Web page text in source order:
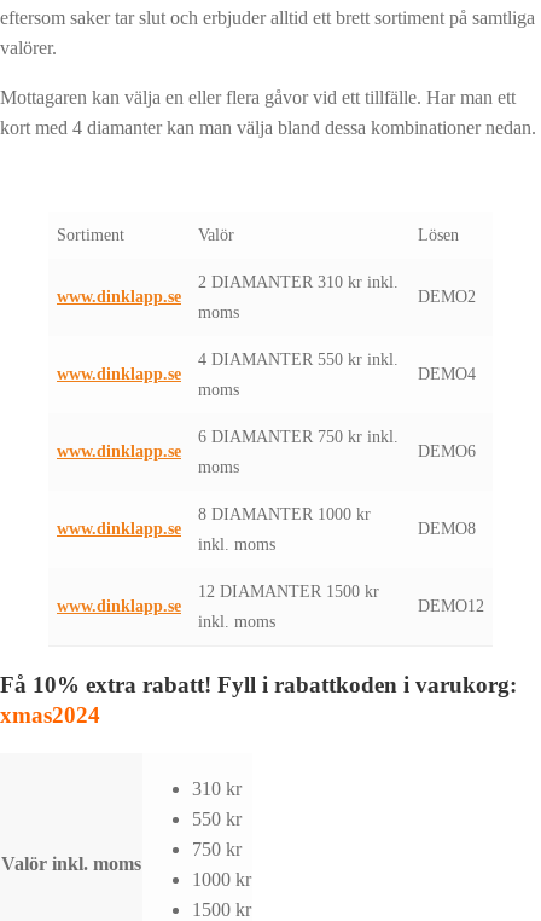
eftersom saker tar slut och erbjuder alltid ett brett sortiment på samtliga
valörer.
Mottagaren kan välja en eller flera gåvor vid ett tillfälle. Har man ett
kort med 4 diamanter kan man välja bland dessa kombinationer nedan.
Sortiment Valör Lösen
www.dinklapp.se
2 DIAMANTER 310 kr inkl.
moms
DEMO2
www.dinklapp.se
4 DIAMANTER 550 kr inkl.
moms
DEMO4
www.dinklapp.se
6 DIAMANTER 750 kr inkl.
moms
DEMO6
www.dinklapp.se
8 DIAMANTER 1000 kr
inkl. moms
DEMO8
www.dinklapp.se
12 DIAMANTER 1500 kr
inkl. moms
DEMO12
Få 10% extra rabatt! Fyll i rabattkoden i varukorg:
xmas2024
Valör inkl. moms
310 kr
550 kr
750 kr
1000 kr
1500 kr